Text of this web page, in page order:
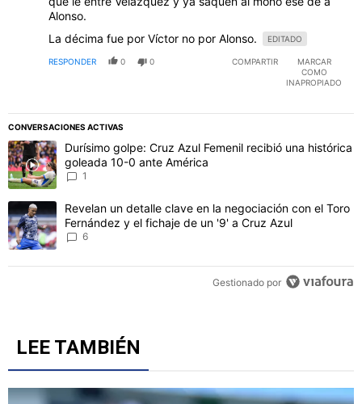
Alonso.
La décima fue por Víctor no por Alonso.
EDITADO
RESPONDER 0 0 COMPARTIR
MARCAR
COMO
INAPROPIADO
CONVERSACIONES ACTIVAS
Este listado muestra los artículos con más comentarios en los
Un artículo de tendencia con el título "Durísimo golpe: Cruz Azul
Durísimo golpe: Cruz Azul Femenil recibió una histórica
goleada 10-0 ante América
1
Un artículo de tendencia con el título "Revelan un detalle clave
Revelan un detalle clave en la negociación con el Toro
Fernández y el fichaje de un '9' a Cruz Azul
6
Gestionado por
LEE TAMBIÉN